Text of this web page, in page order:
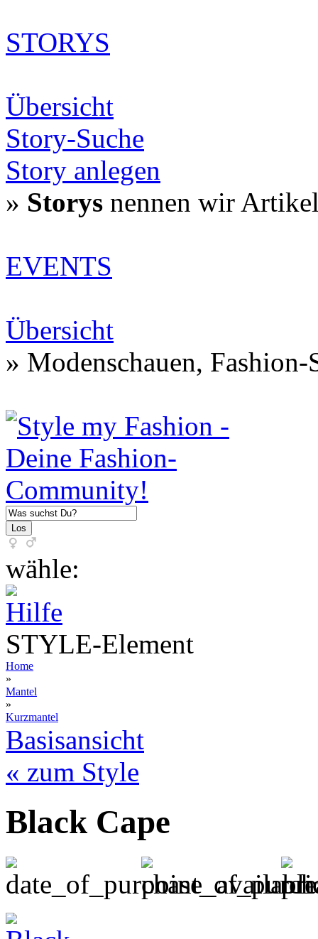
STORYS
Übersicht
Story-Suche
Story anlegen
» Storys nennen wir
EVENTS
Übersicht
» Modenschauen,
wähle:
STYLE-Element
Home
»
Mantel
»
Kurzmantel
Basisansicht
« zum Style
Black Cape